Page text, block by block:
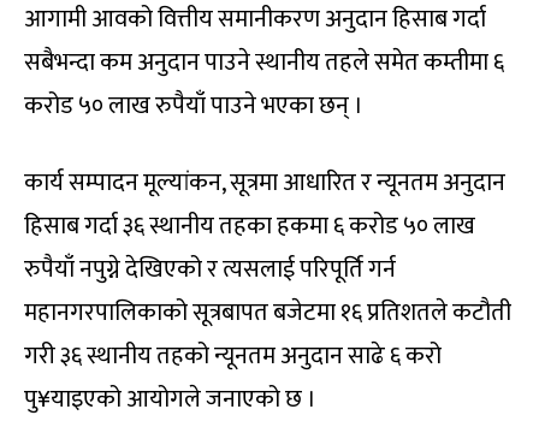
आगामी आवको वित्तीय समानीकरण अनुदान हिसाब गर्दा
सबैभन्दा कम अनुदान पाउने स्थानीय तहले समेत कम्तीमा ६
करोड ५० लाख रुपैयाँ पाउने भएका छन् ।
कार्य सम्पादन मूल्यांकन, सूत्रमा आधारित र न्यूनतम अनुदान
हिसाब गर्दा ३६ स्थानीय तहका हकमा ६ करोड ५० लाख
रुपैयाँ नपुग्ने देखिएको र त्यसलाई परिपूर्ति गर्न
महानगरपालिकाको सूत्रबापत बजेटमा १६ प्रतिशतले कटौती
गरी ३६ स्थानीय तहको न्यूनतम अनुदान साढे ६ करो
पु¥याइएको आयोगले जनाएको छ ।